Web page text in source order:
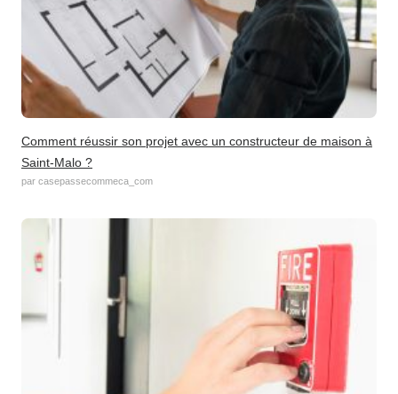
Comment réussir son projet avec un constructeur de maison à
Saint-Malo ?
par casepassecommeca_com